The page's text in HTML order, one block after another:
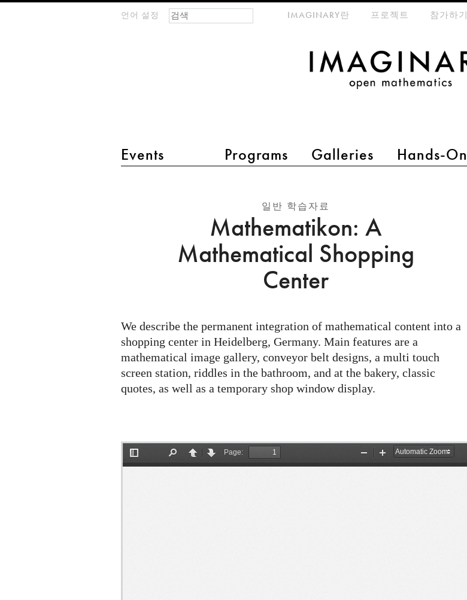
언어 설정
main menu 2
Events Programs Galleries Hands-On
meta-menuIMAGINARY란 프로젝트 참가하기
검색 폼
찾기
Mathematical
일반 학습자료
Mathematikon: A
Mathematical Shopping
Center
We describe the permanent integration of mathematical content into a
shopping center in Heidelberg, Germany. Main features are a
mathematical image gallery, conveyor belt designs, a multi touch
screen station, riddles in the bathroom, and at the bakery, classic
quotes, as well as a temporary shop window display.